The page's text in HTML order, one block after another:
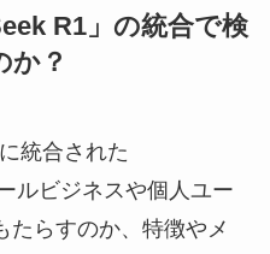
R1」の統合で検
か？
統合された
ルビジネスや個人ユー
たらすのか、特徴やメ